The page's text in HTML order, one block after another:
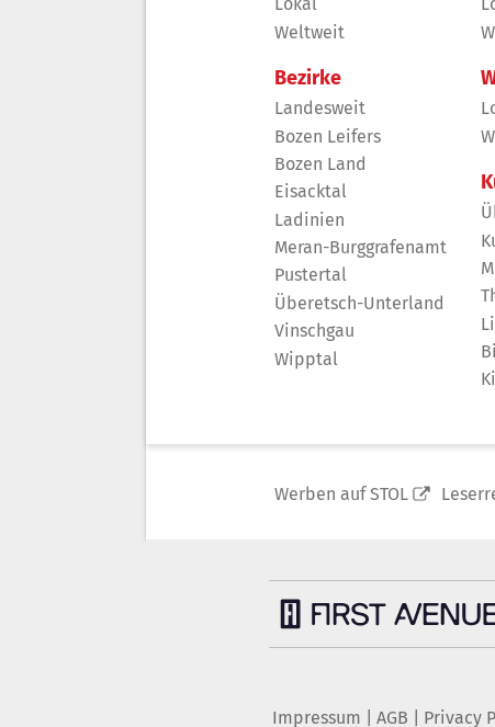
Weltweit
Bezirke
Landesweit
Bozen Leifers
Bozen Land
Eisacktal
Ladinien
Meran-Burggrafenamt
Pustertal
Überetsch-Unterland
Vinschgau
Wipptal
Werben auf STOL
Impressum AGB Privacy